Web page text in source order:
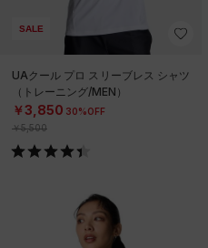
SALE
UAクール プロ スリーブレス シャツ
（トレーニング/MEN）
￥3,850 30%OFF
￥5,500